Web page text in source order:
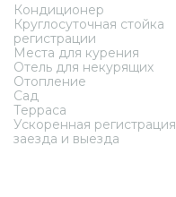
Кондиционер
Круглосуточная стойка
регистрации
Места для курения
Отель для некурящих
Отопление
Сад
Терраса
Ускоренная регистрация
заезда и выезда